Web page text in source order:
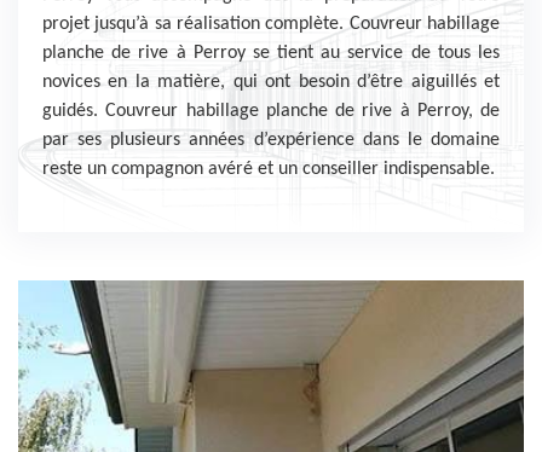
projet jusqu’à sa réalisation complète. Couvreur habillage
planche de rive à Perroy se tient au service de tous les
novices en la matière, qui ont besoin d’être aiguillés et
guidés. Couvreur habillage planche de rive à Perroy, de
par ses plusieurs années d’expérience dans le domaine
reste un compagnon avéré et un conseiller indispensable.